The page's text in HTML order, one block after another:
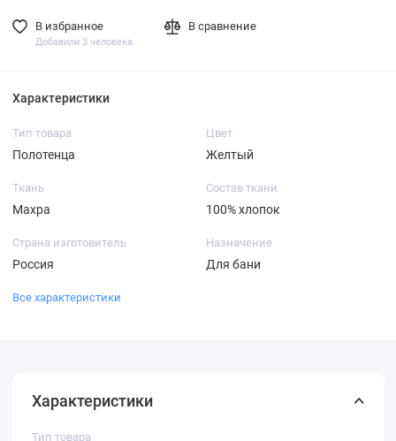
В избранное
Добавили 3 человека
В сравнение
Характеристики
Тип товара
Полотенца
Цвет
Желтый
Ткань
Махра
Состав ткани
100% хлопок
Страна изготовитель
Россия
Назначение
Для бани
Все характеристики
Характеристики
Тип товара